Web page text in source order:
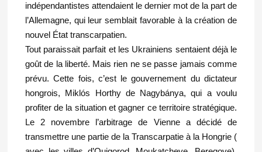
indépendantistes attendaient le dernier mot de la part de
l’Allemagne, qui leur semblait favorable à la création de
nouvel État transcarpatien.
Tout paraissait parfait et les Ukrainiens sentaient déjà le
goût de la liberté. Mais rien ne se passe jamais comme
prévu. Cette fois, c’est le gouvernement du dictateur
hongrois, Miklós Horthy de Nagybánya, qui a voulu
profiter de la situation et gagner ce territoire stratégique.
Le 2 novembre l’arbitrage de Vienne a décidé de
transmettre une partie de la Transcarpatie à la Hongrie (